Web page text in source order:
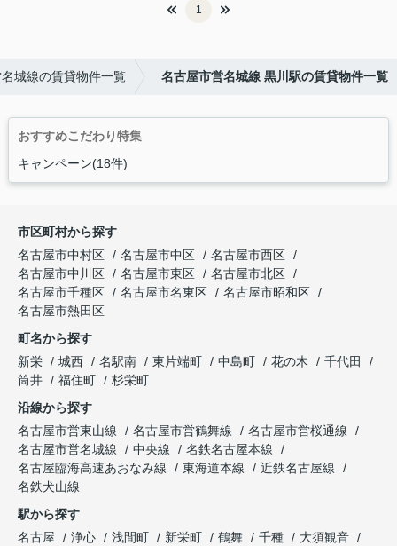
1
城線の賃貸物件一覧 名古屋市営名城線 黒川駅の賃貸物件一覧
おすすめこだわり特集
キャンペーン(18件)
市区町村から探す
名古屋市中村区
名古屋市中区
名古屋市西区
名古屋市中川区
名古屋市東区
名古屋市北区
名古屋市千種区
名古屋市名東区
名古屋市昭和区
名古屋市熱田区
町名から探す
新栄
城西 名駅南 東片端町 中島町 花の木
千代田
筒井
福住町
杉栄町
沿線から探す
名古屋市営東山線
名古屋市営鶴舞線
名古屋市営桜通線
名古屋市営名城線
中央線
名鉄名古屋本線
名古屋臨海高速あおなみ線
東海道本線
近鉄名古屋線
名鉄犬山線
駅から探す
名古屋
浄心 浅間町 新栄町 鶴舞 千種
大須観音